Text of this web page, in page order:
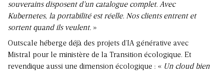
souverains disposent d’un catalogue complet. Avec
Kubernetes, la portabilité est réelle. Nos clients entrent et
sortent quand ils veulent. »
Outscale héberge déjà des projets d’IA générative avec
Mistral pour le ministère de la Transition écologique. Et
revendique aussi une dimension écologique : « Un cloud bien